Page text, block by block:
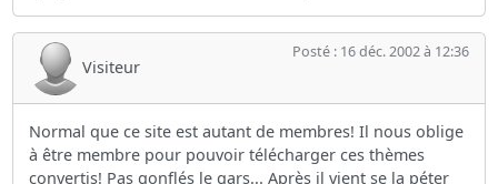
Visiteur
Posté : 16 déc. 2002 à 12:36
Normal que ce site est autant de membres! Il nous oblige
à être membre pour pouvoir télécharger ces thèmes
convertis! Pas gonflés le gars... Après il vient se la péter